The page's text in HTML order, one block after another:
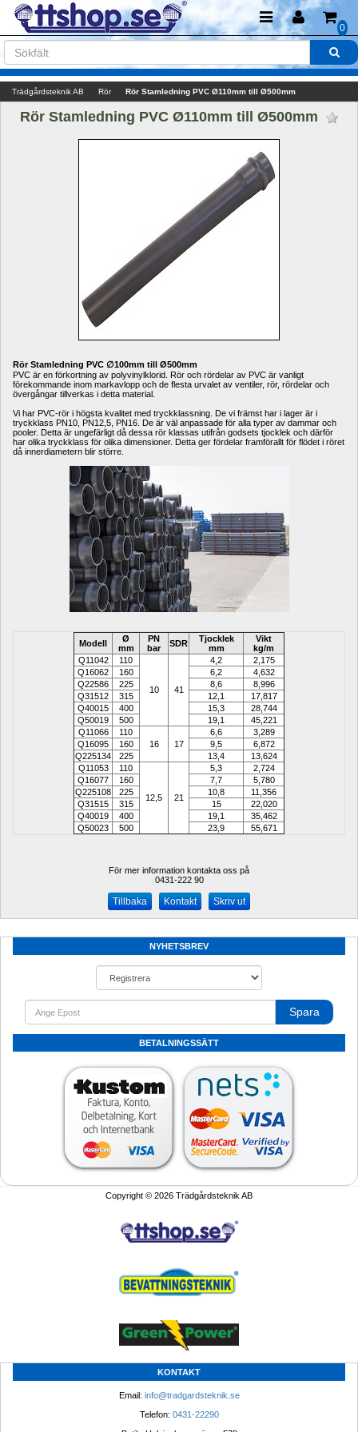
0
Trädgårdsteknik AB Rör Rör Stamledning PVC Ø110mm till Ø500mm
Rör Stamledning PVC Ø110mm till Ø500mm
Rör Stamledning PVC ∅100mm till Ø500mm
PVC är en förkortning av polyvinylklorid. Rör och rördelar av PVC är vanligt
förekommande inom markavlopp och de flesta urvalet av ventiler, rör, rördelar och
övergångar tillverkas i detta material.
Vi har PVC-rör i högsta kvalitet med tryckklassning. De vi främst har i lager är i
tryckklass PN10, PN12,5, PN16. De är väl anpassade för alla typer av dammar och
pooler. Detta är ungefärligt då dessa rör klassas utifrån godsets tjocklek och därför
har olika tryckklass för olika dimensioner. Detta ger fördelar framförallt för flödet i röret
då innerdiametern blir större.
Modell
Ø
mm
PN
bar
SDR
Tjocklek
mm
Vikt
kg/m
Q11042
110
10 41
4,2
2,175
Q16062
160 6,2
4,632
Q22586
225 8,6
8,996
Q31512
315 12,1
17,817
Q40015
400 15,3
28,744
Q50019
500 19,1
45,221
Q11066
110
16
17
6,6
3,289
Q16095
160 9,5
6,872
Q225134
225 13,4
13,624
Q11053
110
12,5 21
5,3
2,724
Q16077
160 7,7
5,780
Q225108
225 10,8
11,356
Q31515
315 15
22,020
Q40019
400 19,1
35,462
Q50023
500 23,9 55,671
För mer information kontakta oss på
0431-222 90
Kontakt Skriv ut
NYHETSBREV
Spara
BETALNINGSSÄTT
Copyright © 2026 Trädgårdsteknik AB
KONTAKT
Email: info@tradgardsteknik.se
Telefon: 0431-22290